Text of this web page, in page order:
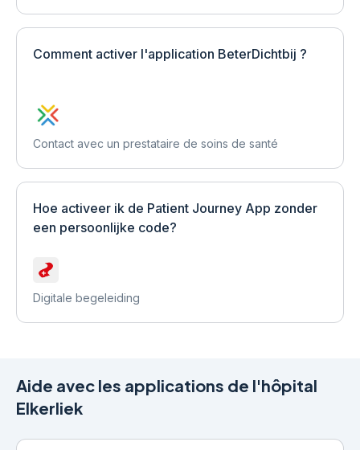
Comment activer l'application BeterDichtbij ?
Contact avec un prestataire de soins de santé
Hoe activeer ik de Patient Journey App zonder
een persoonlijke code?
Digitale begeleiding
Aide avec les applications de l'hôpital
Elkerliek